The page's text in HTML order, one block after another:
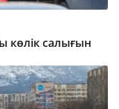
көлік салығын